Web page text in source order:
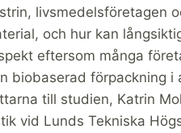
livsmedelsföretagen
och hur kan
eftersom många
biobaserad förpackning
till studien, Katrin
vid Lunds Tekniska